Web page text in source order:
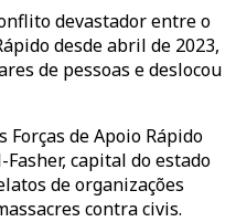
devastador entre o
desde abril de 2023,
de pessoas e deslocou
Forças de Apoio Rápido
Fasher, capital do estado
de organizações
contra civis.